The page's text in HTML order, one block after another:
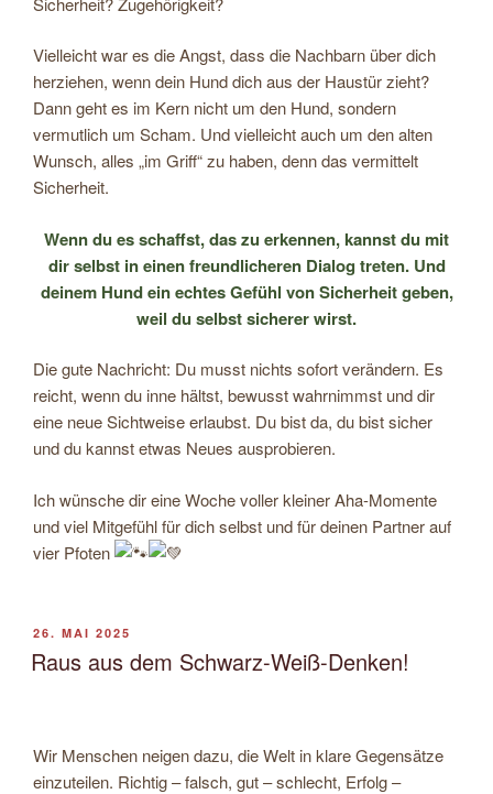
Vielleicht war es die Angst, dass die Nachbarn über dich
herziehen, wenn dein Hund dich aus der Haustür zieht?
Dann geht es im Kern nicht um den Hund, sondern
vermutlich um Scham. Und vielleicht auch um den alten
Wunsch, alles „im Griff“ zu haben, denn das vermittelt
Sicherheit.
Wenn du es schaffst, das zu erkennen, kannst du mit
dir selbst in einen freundlicheren Dialog treten. Und
deinem Hund ein echtes Gefühl von Sicherheit geben,
weil du selbst sicherer wirst.
Die gute Nachricht: Du musst nichts sofort verändern. Es
reicht, wenn du inne hältst, bewusst wahrnimmst und dir
eine neue Sichtweise erlaubst. Du bist da, du bist sicher
und du kannst etwas Neues ausprobieren.
Ich wünsche dir eine Woche voller kleiner Aha-Momente
und viel Mitgefühl für dich selbst und für deinen Partner auf
vier Pfoten
VERÖFFENTLICHT
AM
26. MAI 2025
Raus aus dem Schwarz-Weiß-Denken!
Wir Menschen neigen dazu, die Welt in klare Gegensätze
einzuteilen. Richtig – falsch, gut – schlecht, Erfolg –